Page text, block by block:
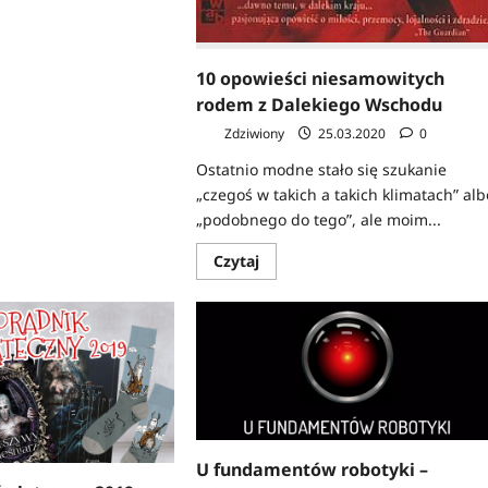
10 opowieści niesamowitych
rodem z Dalekiego Wschodu
Zdziwiony 25.03.2020 0
Ostatnio modne stało się szukanie
„czegoś w takich a takich klimatach”
„podobnego do tego”, ale moim...
CzytajDowiedz
się
o
opowieści
niesamowitych
rodem
Dalekiego
U fundamentów robotyki –